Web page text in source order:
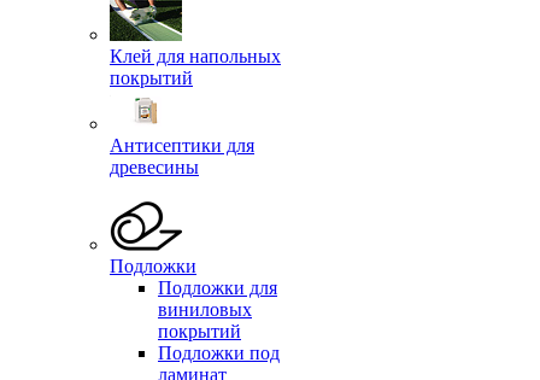
Клей для напольных
покрытий
Антисептики для
древесины
Подложки
Подложки для
виниловых
покрытий
Подложки под
ламинат